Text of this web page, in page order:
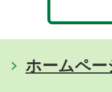
ホームペ